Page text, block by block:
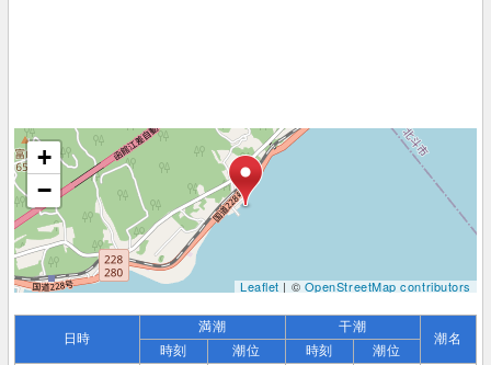
+
−
Leaflet| ©OpenStreetMap contributors
日時
満潮 干潮
潮名
時刻 潮位 時刻
潮位